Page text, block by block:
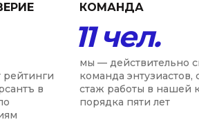
КОМАНДА
11 чел.
мы — действительно
команда энтузиастов,
стаж работы в нашей
порядка пяти лет
рейтинги
в